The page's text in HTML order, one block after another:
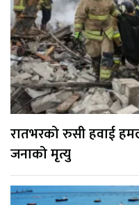
रातभरको रुसी हवाई
जनाको मृत्यु